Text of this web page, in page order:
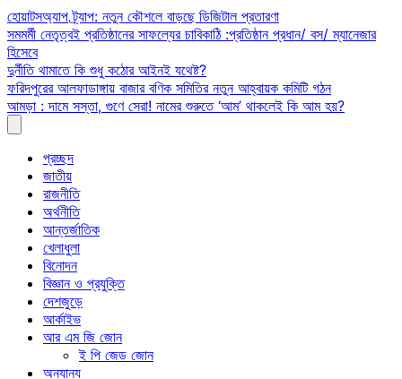
Skip
to
content
হোয়াটসঅ্যাপ ট্র্যাপ: নতুন কৌশলে বাড়ছে ডিজিটাল প্রতারণা
সমমর্মী নেতৃত্বই প্রতিষ্ঠানের সাফল্যের চাবিকাঠি :প্রতিষ্ঠান প্রধান/ বস/ ম্যানেজার
হিসেবে
দুর্নীতি থামাতে কি শুধু কঠোর আইনই যথেষ্ট?
ফরিদপুরের আলফাডাঙ্গায় বাজার বণিক সমিতির নতুন আহ্বায়ক কমিটি গঠন
আমড়া : দামে সস্তা, গুণে সেরা! নামের শুরুতে ‘আম’ থাকলেই কি আম হয়?
প্রচ্ছদ
জাতীয়
রাজনীতি
অর্থনীতি
আন্তর্জাতিক
খেলাধুলা
বিনোদন
বিজ্ঞান ও প্রযুক্তি
দেশজুড়ে
আর্কাইভ
আর এম জি জোন
ই পি জেড জোন
অন্যান্য